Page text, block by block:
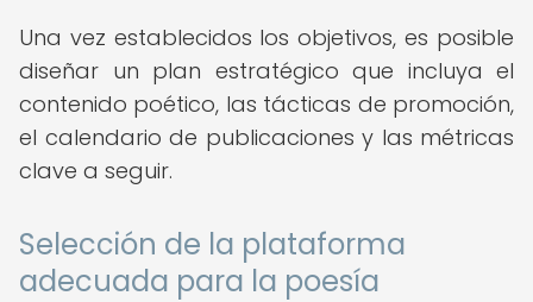
Una vez establecidos los objetivos, es posible
diseñar un plan estratégico que incluya el
contenido poético, las tácticas de promoción,
el calendario de publicaciones y las métricas
clave a seguir.
Selección de la plataforma
adecuada para la poesía